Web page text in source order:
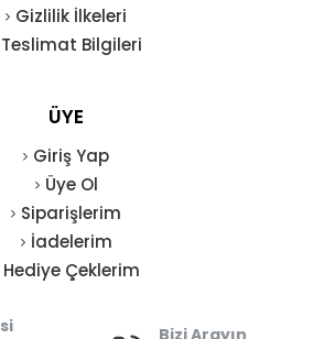
Gizlilik İlkeleri
Teslimat Bilgileri
ÜYE
Giriş Yap
Üye Ol
Siparişlerim
İadelerim
Hediye Çeklerim
Bizi Arayın